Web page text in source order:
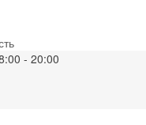
- 20:00